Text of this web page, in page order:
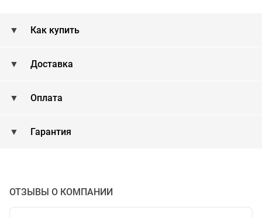
Как купить
Доставка
Оплата
Гарантия
ОТЗЫВЫ О КОМПАНИИ